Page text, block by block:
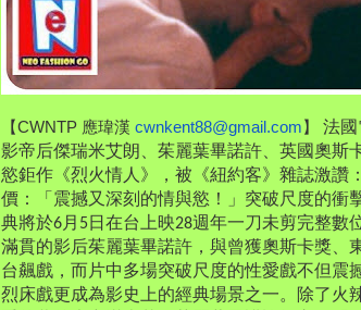
【CWNTP 應瑋漢 cwnkent88@gmail.com 】 法國
影帝后傑瑞米艾朗、茱麗葉畢諾許、英國奧斯
慾鉅作《烈火情人》，被《紐約客》雜誌激讚
價：「震撼又深刻的情與慾！」突破尺度的衝
典將於6月5日在台上映28週年一刀未剪完整
滿貫的影后茱麗葉畢諾許，與曾獲奧斯卡獎、
台飆戲，而片中多場突破尺度的性愛戲不但震
烈床戲更成為影史上的經典場景之一。除了火